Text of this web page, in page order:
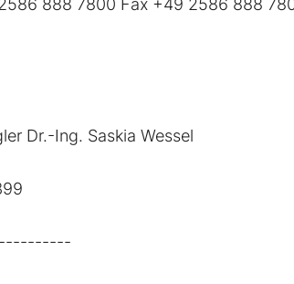
888 7800 Fax +49 2586 888
Dr.-Ing. Saskia Wessel